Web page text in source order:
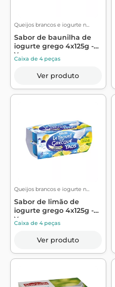
Queijos brancos e iogurte n...
Sabor de baunilha de
iogurte grego 4x125g -
Yaos
Caixa de 4 peças
Ver produto
Queijos brancos e iogurte n...
Sabor de limão de
iogurte grego 4x125g -
Yaos
Caixa de 4 peças
Ver produto